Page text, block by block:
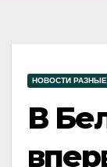
НОВОСТИ РАЗНЫЕ
В